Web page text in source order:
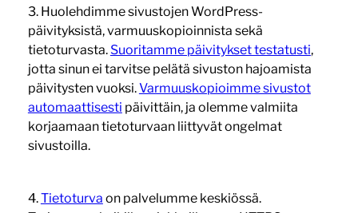
3. Huolehdimme sivustojen WordPress-
päivityksistä, varmuuskopioinnista sekä
tietoturvasta. Suoritamme päivitykset testatusti,
jotta sinun ei tarvitse pelätä sivuston hajoamista
päivitysten vuoksi.Varmuuskopioimme sivustot
automaattisesti päivittäin, ja olemme valmiita
korjaamaan tietoturvaan liittyvät ongelmat
sivustoilla.
4.Tietoturva on palvelumme keskiössä.